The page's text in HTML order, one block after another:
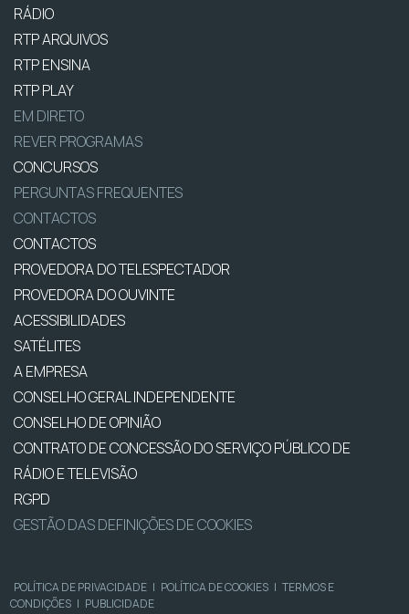
RÁDIO
RTP ARQUIVOS
RTP ENSINA
RTP PLAY
EM DIRETO
REVER PROGRAMAS
CONCURSOS
PERGUNTAS FREQUENTES
CONTACTOS
CONTACTOS
PROVEDORA DO TELESPECTADOR
PROVEDORA DO OUVINTE
ACESSIBILIDADES
SATÉLITES
A EMPRESA
CONSELHO GERAL INDEPENDENTE
CONSELHO DE OPINIÃO
CONTRATO DE CONCESSÃO DO SERVIÇO PÚBLICO DE
RÁDIO E TELEVISÃO
RGPD
GESTÃO DAS DEFINIÇÕES DE COOKIES
POLÍTICA DE PRIVACIDADE | POLÍTICA DE COOKIES | TERMOS E
CONDIÇÕES | PUBLICIDADE